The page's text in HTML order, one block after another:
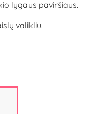
lygaus paviršiaus.
valikliu.